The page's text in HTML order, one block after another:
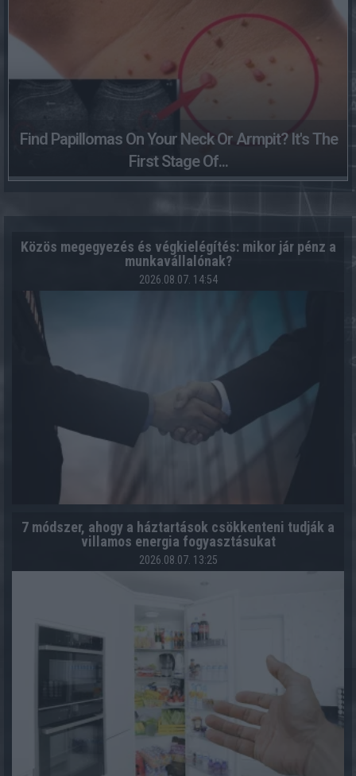
Find Papillomas On Your Neck Or Armpit? It's The
First Stage Of...
Közös megegyezés és végkielégítés: mikor jár pénz a
munkavállalónak?
2026.08.07. 14:54
7 módszer, ahogy a háztartások csökkenteni tudják a
villamos energia fogyasztásukat
2026.08.07. 13:25